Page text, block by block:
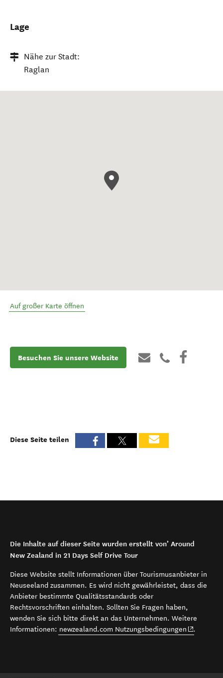
Lage
Nähe zur Stadt:
Raglan
Auf großer Karte öffnen
Besuchen Sie unsere Website
Diese Seite teilen
Die Inhalte auf dieser Seite wurden erstellt von’ Around
New Zealand in 21 Days Self Drive Tour
Diese Website stellt Informationen über Tourismusanbieter in
Neuseeland zusammen. Es wird nicht gewährleistet, dass die
Anbieter bestimmte Qualitätsstandards oder
Rechtsvorschriften einhalten. Sollten Sie Fragen haben,
wenden Sie sich bitte direkt an das Unternehmen. Weitere
Informationen: newzealand.com Nutzungsbedingungen (opens in
.